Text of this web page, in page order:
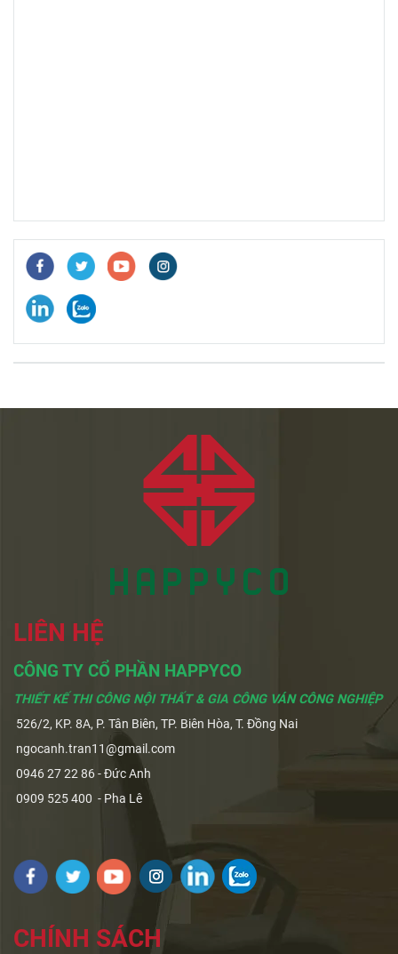
LIÊN HỆ
CÔNG TY CỔ PHẦN HAPPYCO
THIẾT KẾ THI CÔNG NỘI THẤT & GIA CÔNG VÁN CÔNG NGHIỆP
526/2, KP. 8A, P. Tân Biên, TP. Biên Hòa, T. Đồng Nai
ngocanh.tran11@gmail.com
0946 27 22 86 - Đức Anh
0909 525 400 - Pha Lê
CHÍNH SÁCH